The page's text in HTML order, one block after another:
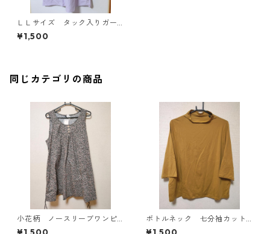
ＬＬサイズ タック入りガー
ドエプロン ウエスト調節
付 ラベンダー KAE-4026
¥1,500
同じカテゴリの商品
小花柄 ノースリーブワンピ
ース ４Ｌ ブラック KAE-
ボトルネック 七分袖カット
ソー ４Ｌ マスタード KA